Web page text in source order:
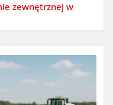
zewnętrznej w